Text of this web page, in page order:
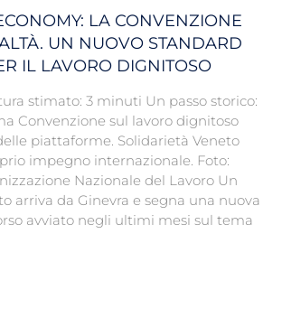
LA CONVENZIONE
UN NUOVO STANDARD
IL LAVORO DIGNITOSO
stimato: 3 minuti Un passo storico:
Convenzione sul lavoro dignitoso
piattaforme. Solidarietà Veneto
impegno internazionale. Foto:
Nazionale del Lavoro Un
arriva da Ginevra e segna una nuova
avviato negli ultimi mesi sul tema